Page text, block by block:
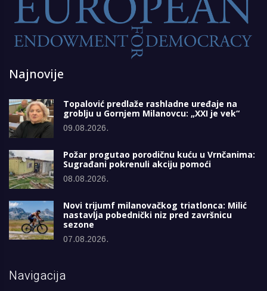
Najnovije
Topalović predlaže rashladne uređaje na
groblju u Gornjem Milanovcu: „XXI je vek“
09.08.2026.
Požar progutao porodičnu kuću u Vrnčanima:
Sugrađani pokrenuli akciju pomoći
08.08.2026.
Novi trijumf milanovačkog triatlonca: Milić
nastavlja pobednički niz pred završnicu
sezone
07.08.2026.
Navigacija